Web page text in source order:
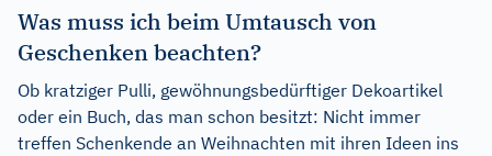
Was muss ich beim Umtausch von
Geschenken beachten?
Ob kratziger Pulli, gewöhnungsbedürftiger Dekoartikel
oder ein Buch, das man schon besitzt: Nicht immer
treffen Schenkende an Weihnachten mit ihren Ideen ins